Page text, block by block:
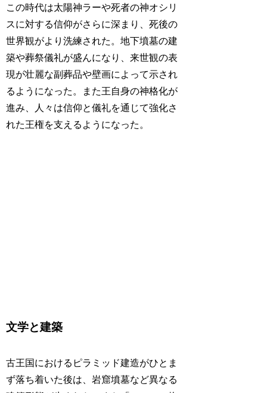
この時代は太陽神ラーや死者の神オシリ
スに対する信仰がさらに深まり、死後の
世界観がより洗練された。地下墳墓の建
築や葬祭儀礼が盛んになり、来世観の表
現が壮麗な副葬品や壁画によって示され
るようになった。また王自身の神格化が
進み、人々は信仰と儀礼を通じて強化さ
れた王権を支えるようになった。
文学と建築
古王国におけるピラミッド建造がひとま
ず落ち着いた後は、岩窟墳墓など異なる